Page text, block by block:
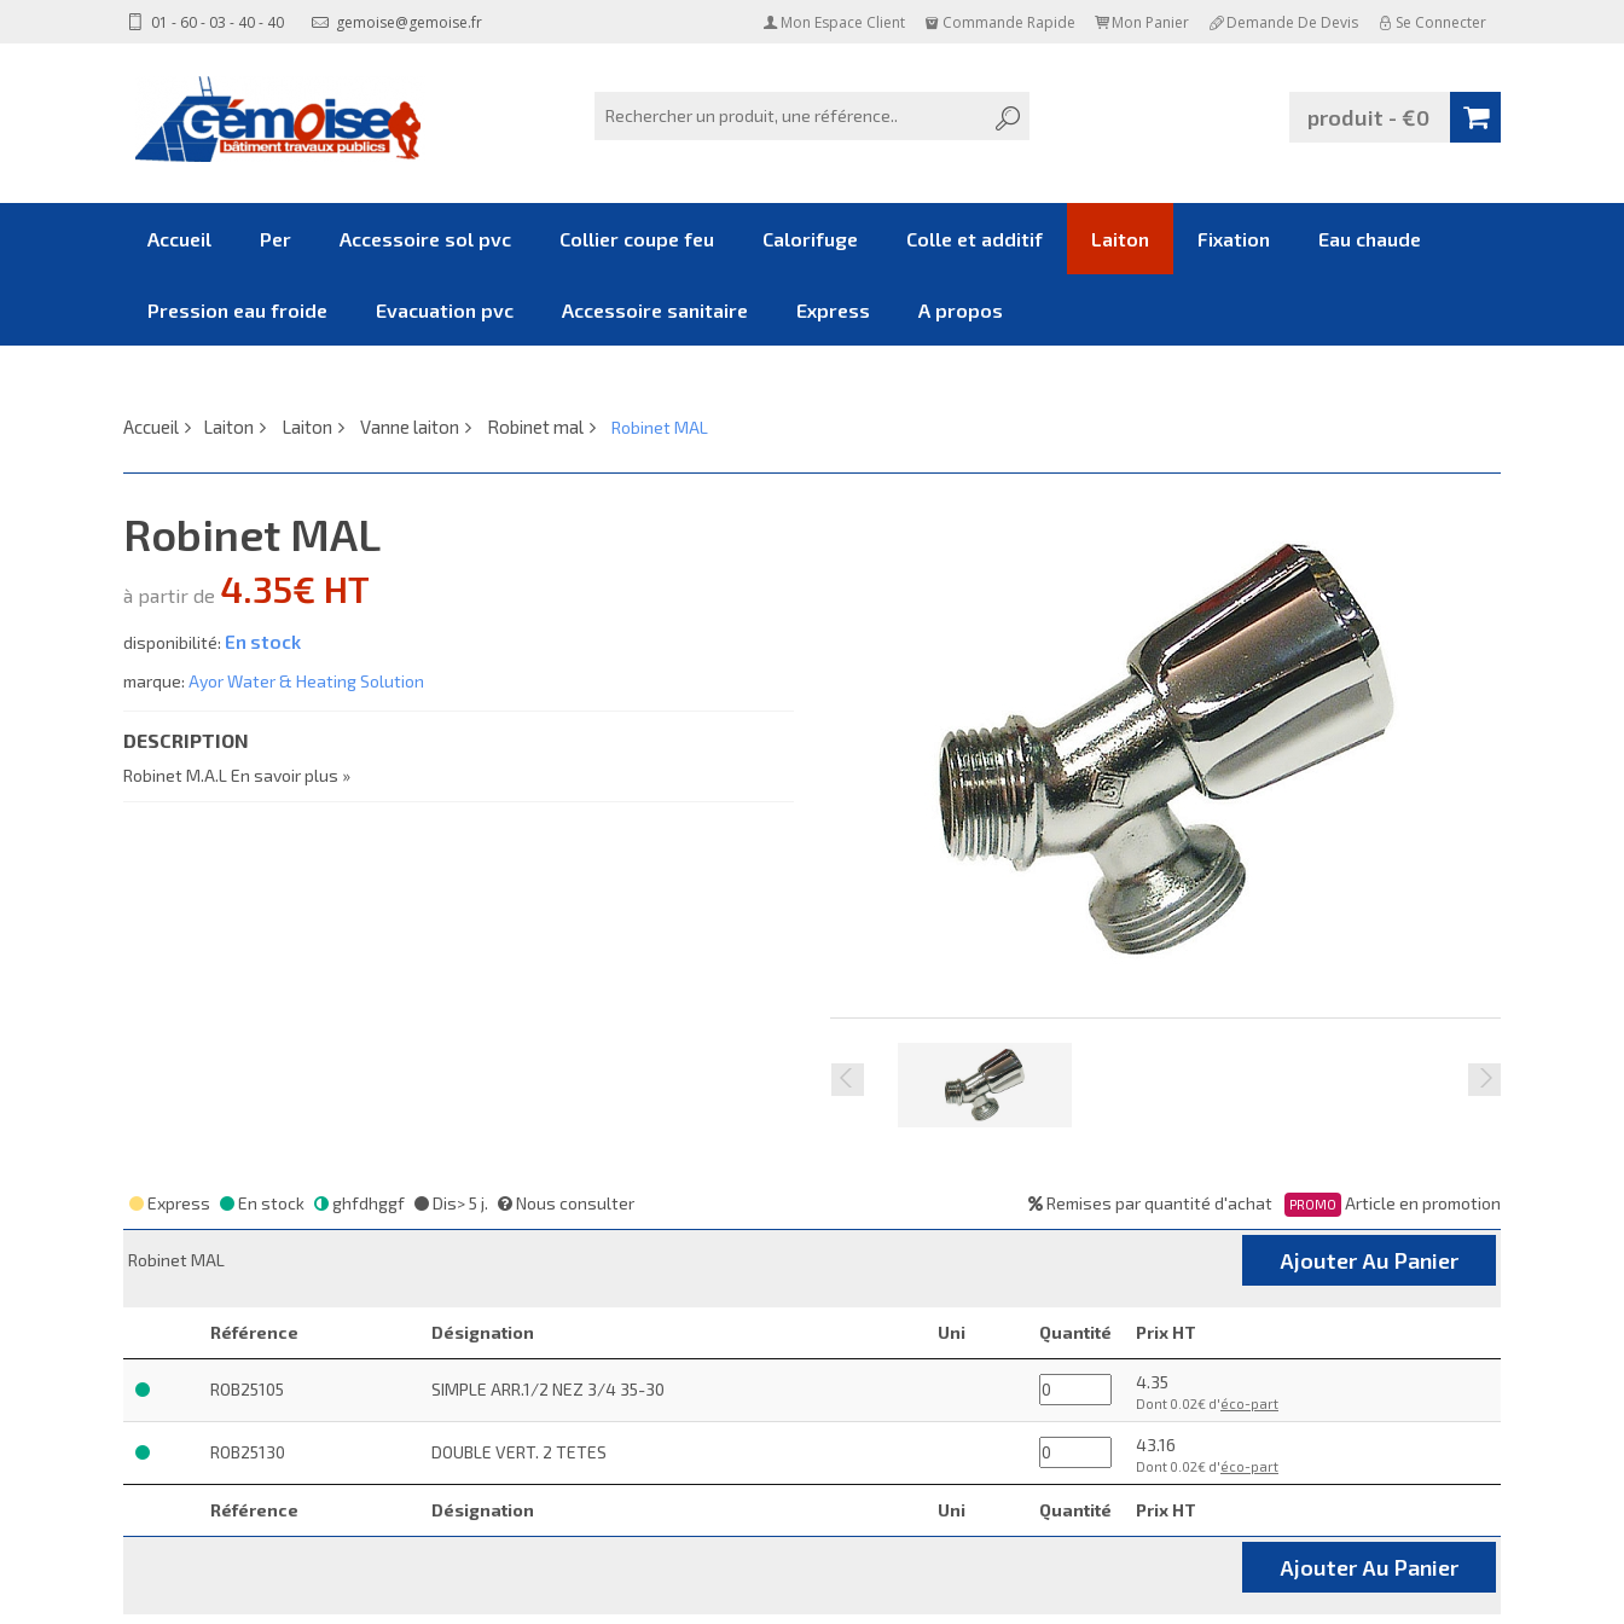
01 - 60 - 03 - 40 - 40 gemoise@gemoise.fr Mon Espace Client Commande Rapide Mon Panier Demande De Devis Se Connecter
produit - €0
Accueil Per Accessoire sol pvc Collier coupe feu Calorifuge Colle et additif Laiton Fixation Eau chaude
Pression eau froide Evacuation pvc Accessoire sanitaire Express A propos
Accueil Laiton Laiton Vanne laiton Robinet mal Robinet MAL
Robinet MAL
à partir de 4.35€ HT
disponibilité: En stock
marque: Ayor Water & Heating Solution
DESCRIPTION
Robinet M.A.L En savoir plus »
Express En stock ghfdhggf Dis> 5 j. Nous consulter Remises par quantité d'achat PROMO Article en promotion
Robinet MAL Ajouter Au Panier
Référence Désignation Uni Quantité Prix HT
Référence Désignation Uni Quantité Prix HT
ROB25105 SIMPLE ARR.1/2 NEZ 3/4 35-30 4.35
Dont 0.02€ d'éco-part
ROB25130 DOUBLE VERT. 2 TETES 43.16
Dont 0.02€ d'éco-part
Ajouter Au Panier